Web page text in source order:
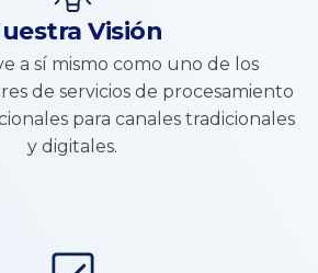
Visión
a sí mismo como uno de los
de servicios de procesamiento
para canales tradicionales
y digitales.